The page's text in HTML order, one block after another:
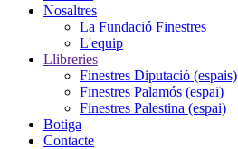
Nosaltres
La Fundació Finestres
L'equip
Llibreries
Finestres Diputació (espais)
Finestres Palamós (espai)
Finestres Palestina (espai)
Botiga
Contacte